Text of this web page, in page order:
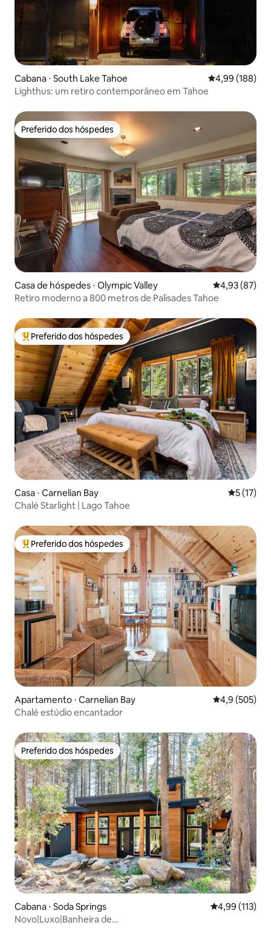
Cabana ⋅ South Lake Tahoe 4,99 de uma
4,99 (188)
Lighthus: um retiro contemporâneo em Tahoe
Preferido dos hóspedes
Preferido dos hóspedes
Casa de hóspedes ⋅ Olympic Valley 4,93 de uma
4,93 (87)
Retiro moderno a 800 metros de Palisades Tahoe
Entre os melhores preferidos dos hóspedes
Preferido dos hóspedes
Casa ⋅ Carnelian Bay 5 de uma
5 (17)
Chalé Starlight | Lago Tahoe
Entre os melhores preferidos dos hóspedes
Preferido dos hóspedes
Apartamento ⋅ Carnelian Bay 4,9 de uma
4,9 (505)
Chalé estúdio encantador
Preferido dos hóspedes
Preferido dos hóspedes
Cabana ⋅ Soda Springs 4,99 de uma
4,99 (113)
Novo|Luxo|Banheira de